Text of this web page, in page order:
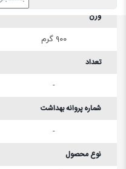
وزن
۹۰۰ گرم
تعداد
-
شماره پروانه بهداشت
-
نوع محصول